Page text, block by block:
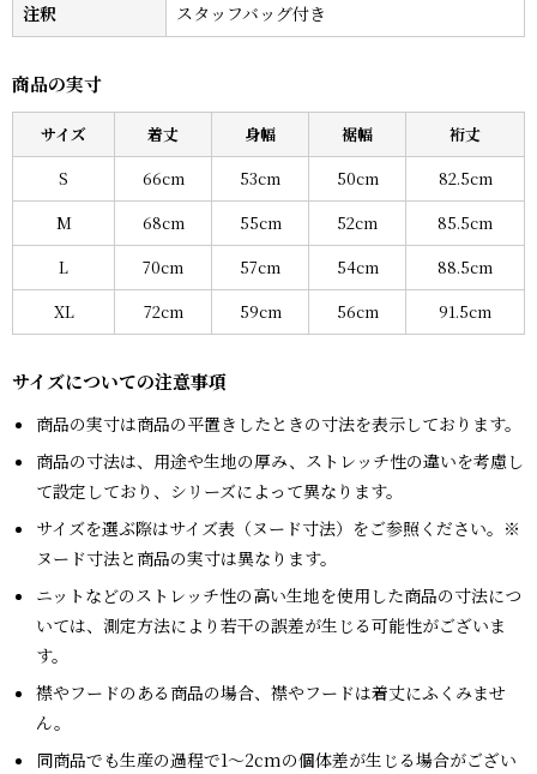
注釈
スタッフバッグ付き
商品の実寸
サイズ 着丈 身幅 裾幅
裄丈
S
66cm 53cm 50cm
82.5cm
M
68cm 55cm 52cm
85.5cm
L
70cm 57cm 54cm
88.5cm
XL
72cm 59cm 56cm 91.5cm
サイズについての注意事項
商品の実寸は商品の平置きしたときの寸法を表示しております。
商品の寸法は、用途や生地の厚み、ストレッチ性の違いを考慮し
て設定しており、シリーズによって異なります。
サイズを選ぶ際はサイズ表（ヌード寸法）をご参照ください。※
ヌード寸法と商品の実寸は異なります。
ニットなどのストレッチ性の高い生地を使用した商品の寸法につ
いては、測定方法により若干の誤差が生じる可能性がございま
す。
襟やフードのある商品の場合、襟やフードは着丈にふくみませ
ん。
同商品でも生産の過程で1〜2cmの個体差が生じる場合がござい